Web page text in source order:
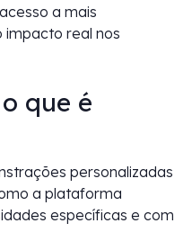
a mais
real nos
que é
personalizadas
a plataforma
específicas e com